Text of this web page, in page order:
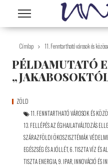
Ugrás a tartalomra
Címlap 11. Fenntartható városok és
PÉLDAMUTATÓ
ZÖLD
11. FENNTARTHATÓ VÁROSOK ÉS
13. FELLÉPÉS AZ ÉGHAJLATVÁLTOZÁS
SZÁRAZFÖLDI ÖKOSZISZTÉMÁK
EGÉSZSÉG ÉS A JÓLLÉT,6. TISZTA VÍZ ÉS
TISZTA ENERGIA,9. IPAR, INNOVÁCIÓ ÉS